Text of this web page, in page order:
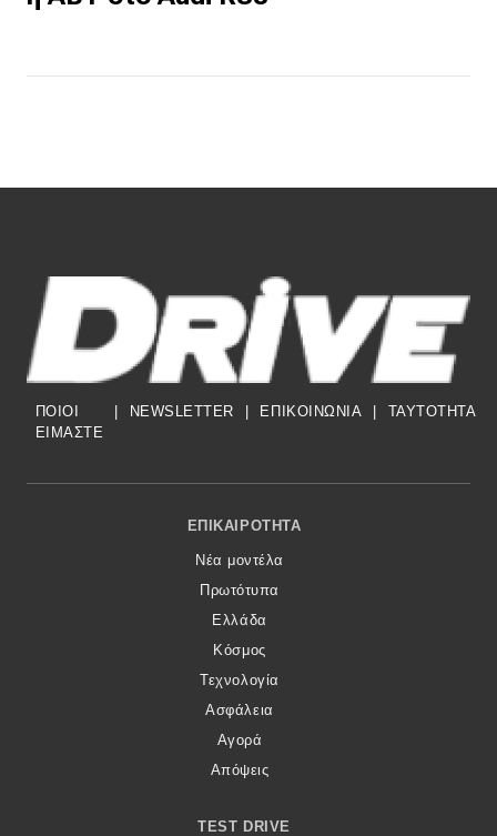
ΠΟΙΟΙ
ΕΙΜΑΣΤΕ
| NEWSLETTER | ΕΠΙΚΟΙΝΩΝΙΑ | TAYTOTHTA
Footer Menu
ΕΠΙΚΑΙΡΌΤΗΤΑ
Νέα μοντέλα
Πρωτότυπα
Ελλάδα
Κόσμος
Τεχνολογία
Ασφάλεια
Αγορά
Απόψεις
TEST DRIVE